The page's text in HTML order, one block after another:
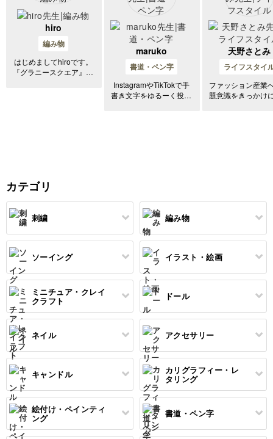
hiro
編み物
はじめましてhiroです。
『グラニースクエア』に
maruko
書道・ペン字
InstagramやTikTokで手
書き文字をゆるーく投稿
天野さとみ
ライフスタイ
ファッション産業
題意識をきっかけ
カテゴリ
刺繍
すべて
伝統刺繍
その他刺繍
パンチニードル
刺し子
クロスステッチ
編み物
すべて
棒針編み
かぎ針編み
レース編み
マクラメ
クラフトバンド
ソーイング
すべて
パッチワーク
布小物
和裁
洋裁
イラスト・絵画
すべて
デッサン
ボールペンイラスト
アクリル絵の具
アルコールインクアート
ミニチュア・クレイ
クラフト
すべて
フェイクスイーツ
ミニチュアフード
ミニチュア雑貨
ドール
すべて
ドール服
ドールハウス
ネイル
すべて
ネイル検定
アクセサリー
すべて
プラバンアクセサリー
キャンドル
すべて
カリグラフィー・レ
タリング
すべて
絵付け・ペインティ
ング 書道・ペン字